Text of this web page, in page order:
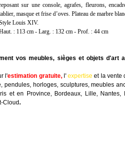
sur une console, agrafes, fleurons,
masque et frise d’oves. Plateau de marbre
Louis XIV.
: 113 cm - Larg. : 132 cm - Prof. : 44 cm
vos meubles, sièges et objets d'art
l'estimation gratuite, l'expertise et la vente
pendules, horloges, sculptures, meubles
et en Province, Bordeaux, Lille, Nantes,
Cloud.